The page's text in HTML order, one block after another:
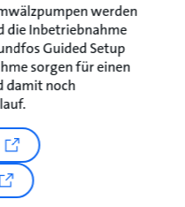
werden
die Inbetriebnahme
Guided Setup
sorgen für einen
damit noch